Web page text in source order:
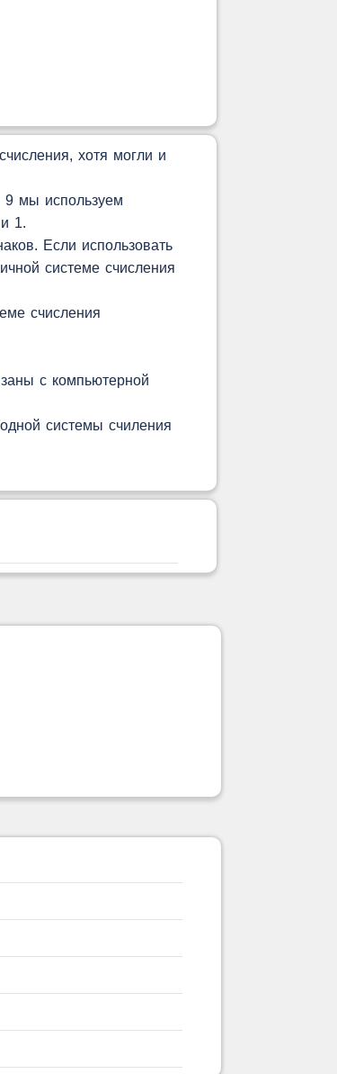
хотя могли и
мы используем
1.
Если использовать
системе счисления
счисления
с компьютерной
системы счиления